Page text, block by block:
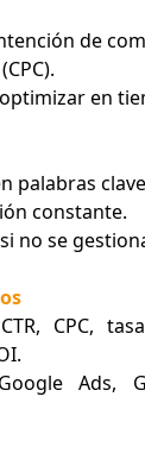
de
en
palabras
constante.
no se
CPC,
Ads,